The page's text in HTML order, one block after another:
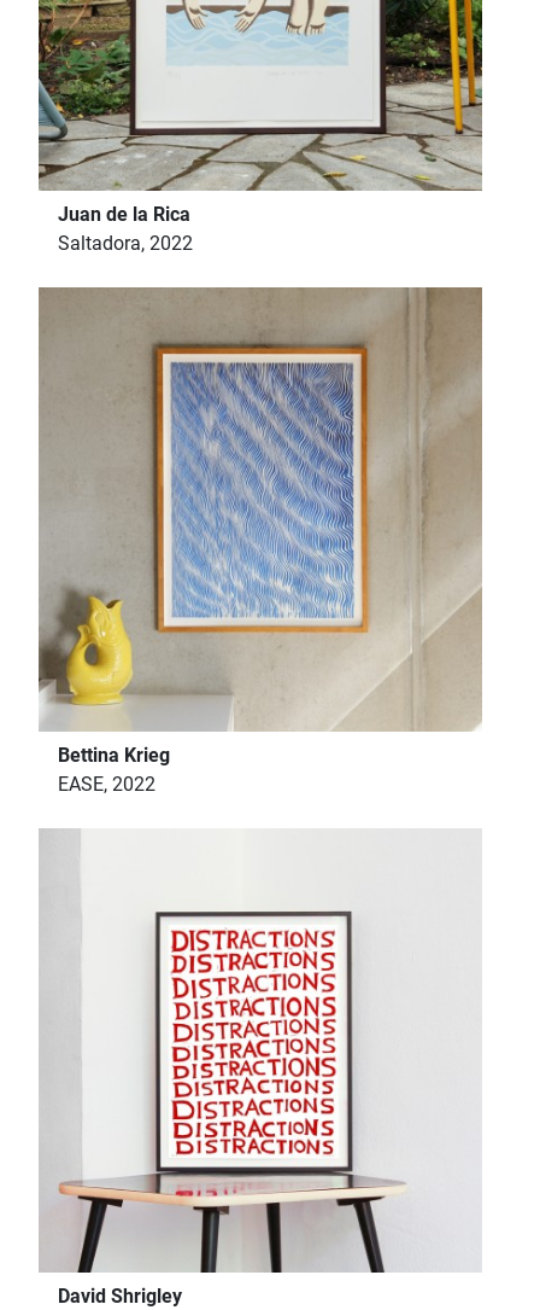
Juan de la Rica
Saltadora, 2022
Bettina Krieg
EASE, 2022
David Shrigley